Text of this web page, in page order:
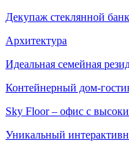
Декупаж стеклянной
Архитектура
Идеальная семейная
Контейнерный дом-
Sky Floor – офис с
Уникальный